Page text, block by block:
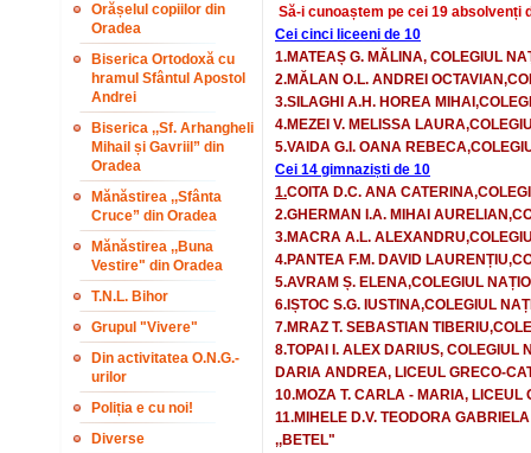
Orășelul copiilor din
Oradea
Biserica Ortodoxă cu
hramul Sfântul Apostol
Andrei
Biserica ,,Sf. Arhangheli
Mihail și Gavriil” din
Oradea
Mănăstirea ,,Sfânta
Cruce” din Oradea
Mănăstirea ,,Buna
Vestire" din Oradea
T.N.L. Bihor
Grupul "Vivere"
Din activitatea O.N.G.-
urilor
Poliția e cu noi!
Diverse
Să-i cunoaștem pe cei 19 absolvenți
Cei cinci liceeni de 10
1.MATEAȘ G. MĂLINA, COLEGIUL
2.MĂLAN O.L. ANDREI
3.SILAGHI A.H. HOREA
4.MEZEI V. MELISSA
5.VAIDA G.I. OANA
Cei 14 gimnaziști de 10
1.COITA D.C. ANA
2.GHERMAN I.A. MIHAI
3.MACRA A.L.
4.PANTEA F.M. DAVID
5.AVRAM Ș. ELENA,COLEGIUL
6.IȘTOC S.G. IUSTINA,COLEGIUL
7.MRAZ T. SEBASTIAN
8.TOPAI I. ALEX DARIUS, COLEGIUL
DARIA ANDREA, LICEUL GRECO-
10.MOZA T. CARLA - MARIA, LICEUL
11.MIHELE D.V. TEODORA
,,BETEL"